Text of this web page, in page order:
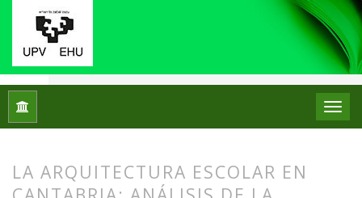
Inicio Reseñas bibliográficas
LA ARQUITECTURA ESCOLAR EN